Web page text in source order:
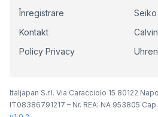
Înregistrare
Kontakt
Policy Privacy
Seiko
Italjapan S.r.l. Via Caracciolo 15 80122
IT08386791217 – Nr. REA: NA 953805